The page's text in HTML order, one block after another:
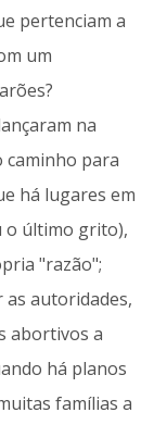
pertenciam a
um
na
caminho para
há lugares em
o último grito),
"razão";
as autoridades,
abortivos a
há planos
famílias a